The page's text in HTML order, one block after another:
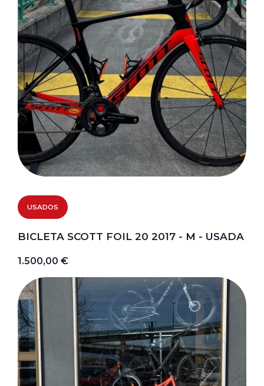
USADOS
BICLETA SCOTT FOIL 20 2017 - M - USADA
1.500,00 €